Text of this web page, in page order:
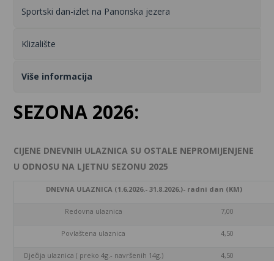
Sportski dan-izlet na Panonska jezera
Klizalište
Više informacija
SEZONA 2026:
CIJENE DNEVNIH ULAZNICA SU OSTALE NEPROMIJENJENE
U ODNOSU NA LJETNU SEZONU 2025
DNEVNA ULAZNICA (1.6.2026.- 31.8.2026.)- radni dan (KM)
Redovna ulaznica 7,00
Povlaštena ulaznica 4,50
Dječija ulaznica ( preko 4g.- navršenih 14g.) 4,50